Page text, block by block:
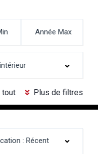
tout Plus de filtres
: Récent